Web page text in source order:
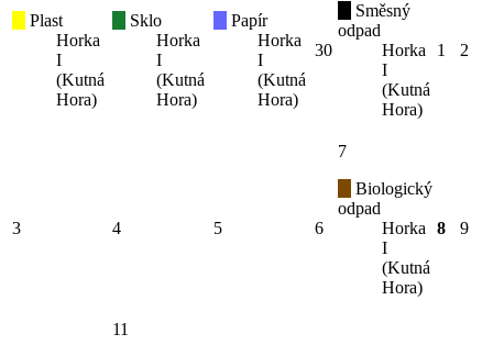
Plast
Horka
I
(Kutná
Hora)
Sklo
Horka
I
(Kutná
Hora)
Papír
Horka
I
(Kutná
Hora)
30
Směsný
odpad
Horka
I
(Kutná
Hora)
1 2
3 4 5 6
7
Biologický
odpad
Horka
I
(Kutná
Hora)
8 9
11